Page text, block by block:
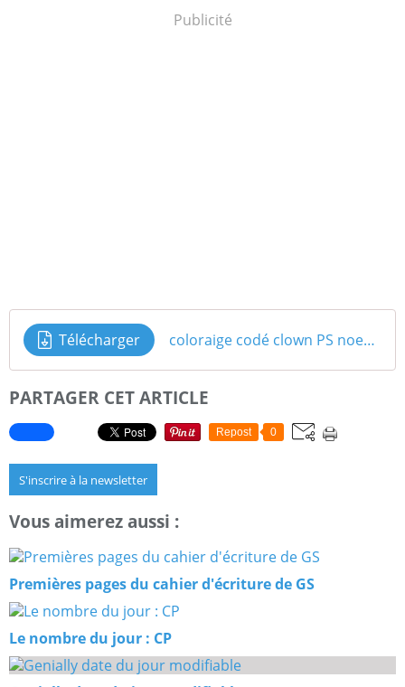
Publicité
Télécharger coloraige codé clown PS noeuds papillons
PARTAGER CET ARTICLE
Repost 0
S'inscrire à la newsletter
Vous aimerez aussi :
Premières pages du cahier d'écriture de GS
Le nombre du jour : CP